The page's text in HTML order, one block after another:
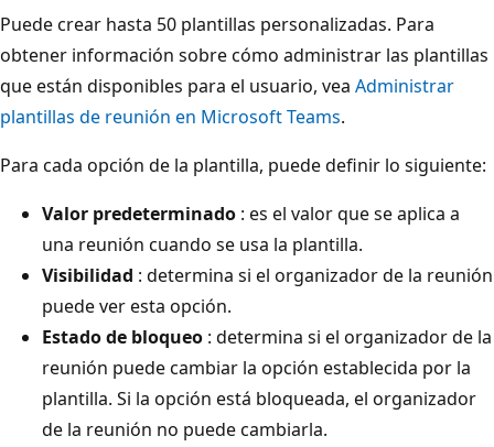
Puede crear hasta 50 plantillas personalizadas. Para
obtener información sobre cómo administrar las plantillas
que están disponibles para el usuario, vea Administrar
plantillas de reunión en Microsoft Teams.
Para cada opción de la plantilla, puede definir lo siguiente:
Valor predeterminado : es el valor que se aplica a
una reunión cuando se usa la plantilla.
Visibilidad : determina si el organizador de la reunión
puede ver esta opción.
Estado de bloqueo : determina si el organizador de la
reunión puede cambiar la opción establecida por la
plantilla. Si la opción está bloqueada, el organizador
de la reunión no puede cambiarla.